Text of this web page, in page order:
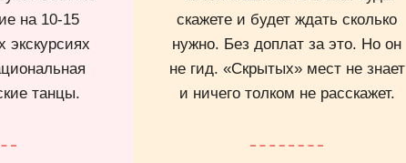
на 10-15
экскурсиях
танцы.
скажете и будет ждать сколько
нужно. Без доплат за это. Но он
не гид. «Скрытых» мест не знает
и ничего толком не расскажет.